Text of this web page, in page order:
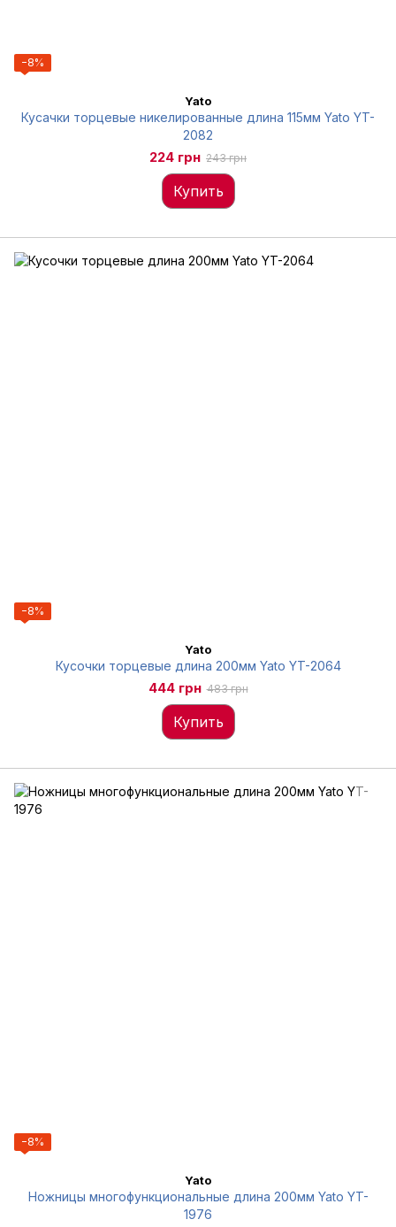
−8%
Yato
Кусачки торцевые никелированные длина 115мм Yato YT-
2082
224 грн 243 грн
Купить
−8%
Yato
Кусочки торцевые длина 200мм Yato YT-2064
444 грн 483 грн
Купить
−8%
Yato
Ножницы многофункциональные длина 200мм Yato YT-
1976